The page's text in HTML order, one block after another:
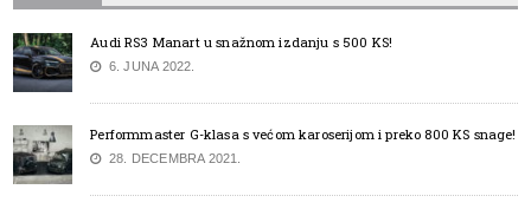
Audi RS3 Manart u snažnom izdanju s 500 KS!
6. JUNA 2022.
Performmaster G-klasa s većom karoserijom i preko 800 KS snage!
28. DECEMBRA 2021.